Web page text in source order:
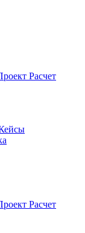
Расчет
Расчет